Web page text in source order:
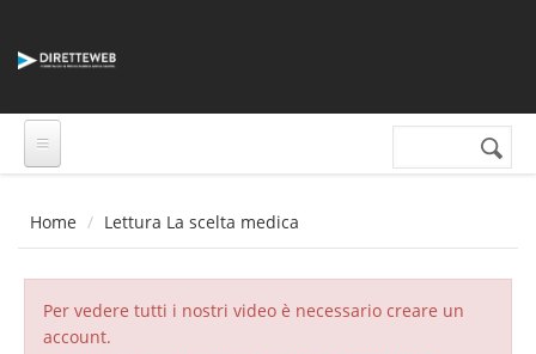
Form di
Cerca nel sito
Home Lettura La scelta medica
Per vedere tutti i nostri video è necessario creare un
account.